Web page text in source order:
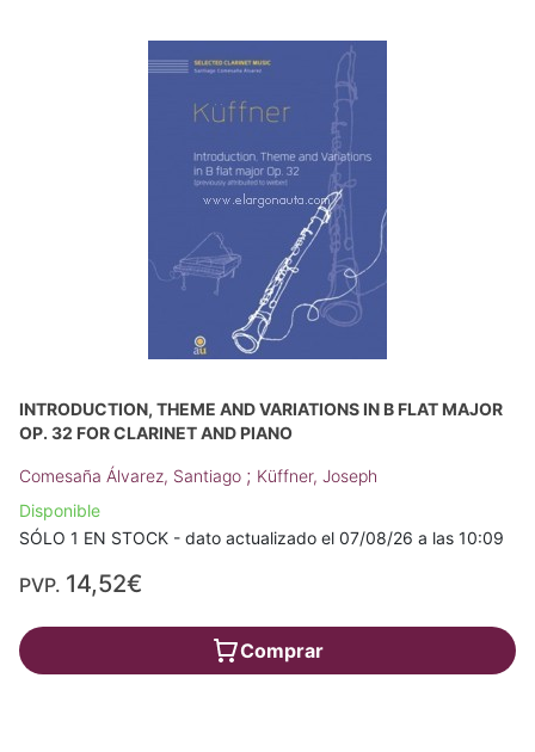
INTRODUCTION, THEME AND VARIATIONS IN B FLAT MAJOR
OP. 32 FOR CLARINET AND PIANO
Comesaña Álvarez, Santiago ; Küffner, Joseph
Disponible
SÓLO 1 EN STOCK - dato actualizado el 07/08/26 a las 10:09
PVP. 14,52€
Comprar